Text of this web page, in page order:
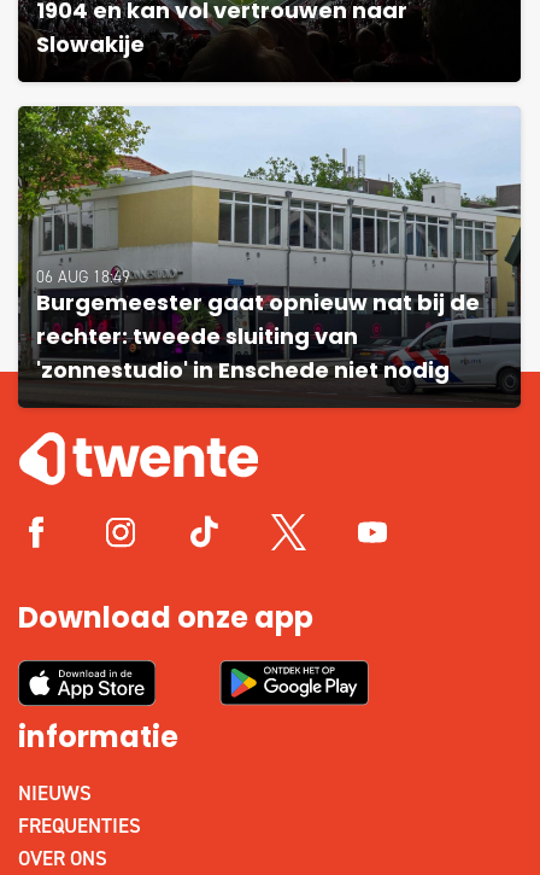
1904 en kan vol vertrouwen naar
Slowakije
06 AUG 18:49
Burgemeester gaat opnieuw nat bij de
rechter: tweede sluiting van
'zonnestudio' in Enschede niet nodig
Download onze app
informatie
NIEUWS
FREQUENTIES
OVER ONS